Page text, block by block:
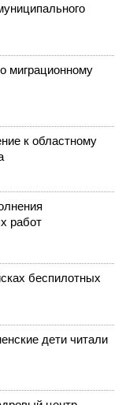
миграционному
к областному
работ
беспилотных
дети читали